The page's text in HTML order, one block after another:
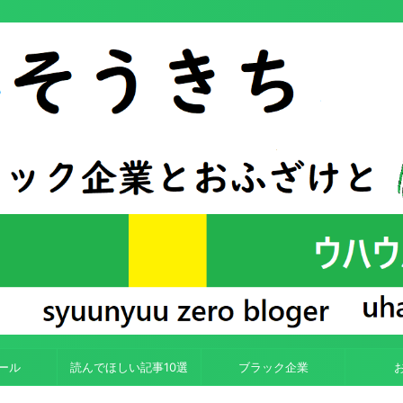
ル 読んでほしい記事10選 ブラック企業